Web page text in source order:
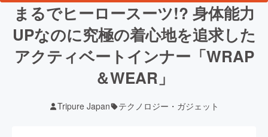
まるでヒーロースーツ!? 身体能力
UPなのに究極の着心地を追求した
アクティベートインナー「WRAP
＆WEAR」
Tripure Japan テクノロジー・ガジェット